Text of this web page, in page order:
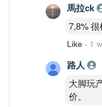
馬拉ck
7,8% 很
Like · 1
路人
大脚玩
价。